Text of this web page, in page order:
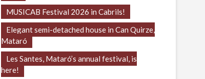
MUSICAB Festival 2026 in Cabrils!
Elegant semi-detached house in Can Quirze,
Mataró
Les Santes, Mataró’s annual festival, is
here!